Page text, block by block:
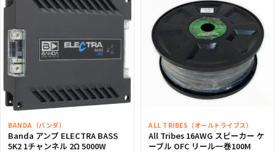
BANDA（バンダ）
Banda アンプ ELECTRA BASS
5K2 1チャンネル 2Ω 5000W
ALL TRIBES（オールトライブス）
All Tribes 16AWG スピーカー ケ
ーブル OFC リール一巻100M